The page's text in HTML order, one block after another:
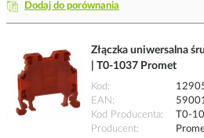
Dodaj do porównania
Złączka uniwersalna
| T0-1037 Promet
Kod
EAN
Kod Producenta
T0-
Producent